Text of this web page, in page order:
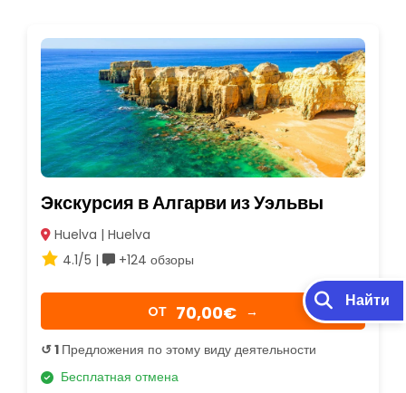
Экскурсия в Алгарви из Уэльвы
Huelva | Huelva
4.1/5 |
+124 обзоры
OТ 70,00€ →
↺ 1 Предложения по этому виду деятельности
Бесплатная отмена
Найти